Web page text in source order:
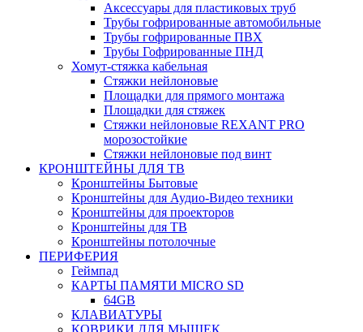
Аксессуары для пластиковых труб
Трубы гофрированные автомобильные
Трубы гофрированные ПВХ
Трубы Гофрированные ПНД
Хомут-стяжка кабельная
Cтяжки нейлоновые
Площадки для прямого монтажа
Площадки для стяжек
Стяжки нейлоновые REXANT PRO
морозостойкие
Стяжки нейлоновые под винт
КРОНШТЕЙНЫ ДЛЯ ТВ
Кронштейны Бытовые
Кронштейны для Аудио-Видео техники
Кронштейны для проекторов
Кронштейны для ТВ
Кронштейны потолочные
ПЕРИФЕРИЯ
Геймпад
КАРТЫ ПАМЯТИ MICRO SD
64GB
КЛАВИАТУРЫ
КОВРИКИ ДЛЯ МЫШЕК